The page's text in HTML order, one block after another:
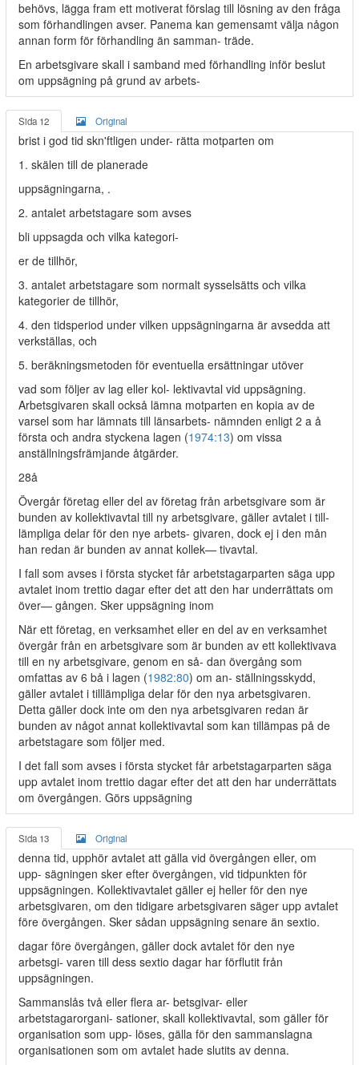
behövs, lägga fram ett motiverat förslag till lösning av den fråga
som förhandlingen avser. Panema kan gemensamt välja någon
annan form för förhandling än samman- träde.
En arbetsgivare skall i samband med förhandling inför beslut
om uppsägning på grund av arbets-
Sida 12 Original
brist i god tid skn'ftligen under- rätta motparten om
1. skälen till de planerade
uppsägningarna, .
2. antalet arbetstagare som avses
bli uppsagda och vilka kategori-
er de tillhör,
3. antalet arbetstagare som normalt sysselsätts och vilka
kategorier de tillhör,
4. den tidsperiod under vilken uppsägningarna är avsedda att
verkställas, och
5. beräkningsmetoden för eventuella ersättningar utöver
vad som följer av lag eller kol- lektivavtal vid uppsägning.
Arbetsgivaren skall också lämna motparten en kopia av de
varsel som har lämnats till länsarbets- nämnden enligt 2 a å
första och andra styckena lagen (1974:13) om vissa
anställningsfrämjande åtgärder.
28å
Övergår företag eller del av företag från arbetsgivare som är
bunden av kollektivavtal till ny arbetsgivare, gäller avtalet i till-
lämpliga delar för den nye arbets- givaren, dock ej i den mån
han redan är bunden av annat kollek— tivavtal.
I fall som avses i första stycket får arbetstagarparten säga upp
avtalet inom trettio dagar efter det att den har underrättats om
över— gången. Sker uppsägning inom
När ett företag, en verksamhet eller en del av en verksamhet
övergår från en arbetsgivare som är bunden av ett kollektivava
till en ny arbetsgivare, genom en så- dan övergång som
omfattas av 6 bå i lagen (1982:80) om an- ställningsskydd,
gäller avtalet i tilllämpliga delar för den nya arbetsgivaren.
Detta gäller dock inte om den nya arbetsgivaren redan är
bunden av något annat kollektivavtal som kan tillämpas på de
arbetstagare som följer med.
I det fall som avses i första stycket får arbetstagarparten säga
upp avtalet inom trettio dagar efter det att den har underrättats
om övergången. Görs uppsägning
Sida 13 Original
denna tid, upphör avtalet att gälla vid övergången eller, om
upp- sägningen sker efter övergången, vid tidpunkten för
uppsägningen. Kollektivavtalet gäller ej heller för den nye
arbetsgivaren, om den tidigare arbetsgivaren säger upp avtalet
före övergången. Sker sådan uppsägning senare än sextio.
dagar före övergången, gäller dock avtalet för den nye
arbetsgi- varen till dess sextio dagar har förflutit från
uppsägningen.
Sammanslås två eller flera ar- betsgivar- eller
arbetstagarorgani- sationer, skall kollektivavtal, som gäller för
organisation som upp- löses, gälla för den sammanslagna
organisationen som om avtalet hade slutits av denna.